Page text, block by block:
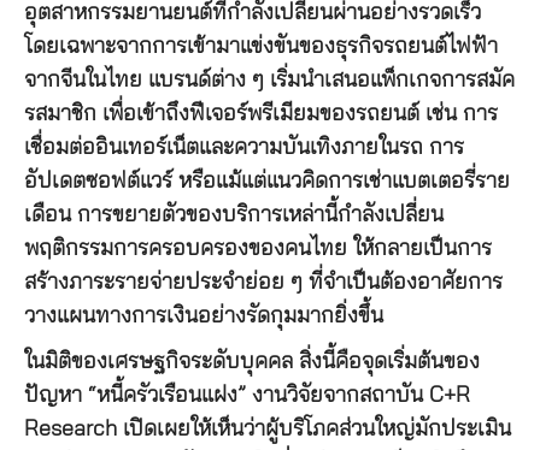
อุตสาหกรรมยานยนต์ที่กำลังเปลี่ยนผ่านอย่างรวดเร็ว
โดยเฉพาะจากการเข้ามาแข่งขันของธุรกิจรถยนต์ไฟฟ้า
จากจีนในไทย แบรนด์ต่าง ๆ เริ่มนำเสนอแพ็กเกจการสมัค
รสมาชิก เพื่อเข้าถึงฟีเจอร์พรีเมียมของรถยนต์ เช่น การ
เชื่อมต่ออินเทอร์เน็ตและความบันเทิงภายในรถ การ
อัปเดตซอฟต์แวร์ หรือแม้แต่แนวคิดการเช่าแบตเตอรี่ราย
เดือน การขยายตัวของบริการเหล่านี้กำลังเปลี่ยน
พฤติกรรมการครอบครองของคนไทย ให้กลายเป็นการ
สร้างภาระรายจ่ายประจำย่อย ๆ ที่จำเป็นต้องอาศัยการ
วางแผนทางการเงินอย่างรัดกุมมากยิ่งขึ้น
ในมิติของเศรษฐกิจระดับบุคคล สิ่งนี้คือจุดเริ่มต้นของ
ปัญหา “หนี้ครัวเรือนแฝง” งานวิจัยจากสถาบัน C+R
Research เปิดเผยให้เห็นว่าผู้บริโภคส่วนใหญ่มักประเมิน